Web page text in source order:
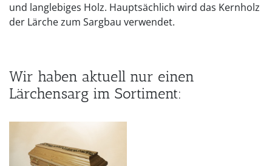
und langlebiges Holz. Hauptsächlich wird das Kernholz
der Lärche zum Sargbau verwendet.
Wir haben aktuell nur einen
Lärchensarg im Sortiment: